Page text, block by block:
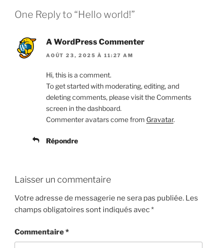
One Reply to “Hello world!”
A WordPress Commenter
AOÛT 23, 2025 À 11:27 AM
Hi, this is a comment.
To get started with moderating, editing, and
deleting comments, please visit the Comments
screen in the dashboard.
Commenter avatars come from Gravatar.
Répondre
Laisser un commentaire
Votre adresse de messagerie ne sera pas publiée. Les
champs obligatoires sont indiqués avec*
Commentaire*